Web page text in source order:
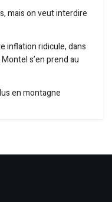
mais on veut interdire
inflation ridicule, dans
s’en prend au
en montagne